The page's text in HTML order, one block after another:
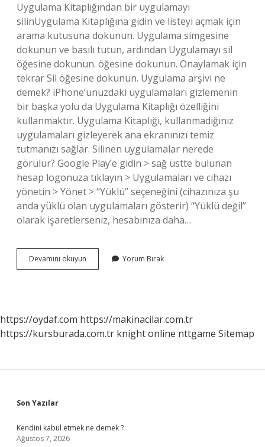
Uygulama Kitaplığından bir uygulamayı
silinUygulama Kitaplığına gidin ve listeyi açmak için
arama kutusuna dokunun. Uygulama simgesine
dokunun ve basılı tutun, ardından Uygulamayı sil
öğesine dokunun. öğesine dokunun. Onaylamak için
tekrar Sil öğesine dokunun. Uygulama arşivi ne
demek? iPhone’unuzdaki uygulamaları gizlemenin
bir başka yolu da Uygulama Kitaplığı özelliğini
kullanmaktır. Uygulama Kitaplığı, kullanmadığınız
uygulamaları gizleyerek ana ekranınızı temiz
tutmanızı sağlar. Silinen uygulamalar nerede
görülür? Google Play’e gidin > sağ üstte bulunan
hesap logonuza tıklayın > Uygulamaları ve cihazı
yönetin > Yönet > “Yüklü” seçeneğini (cihazınıza şu
anda yüklü olan uygulamaları gösterir) “Yüklü değil”
olarak işaretlerseniz, hesabınıza daha…
Devamını okuyun Uygulama
Arşivi
Yorum Bırak
https://oydaf.com https://makinacilar.com.tr
https://kursburada.com.tr knight online nttgame Sitemap
Sidebar
Son Yazılar
Kendini kabul etmek ne demek ?
Ağustos 7, 2026